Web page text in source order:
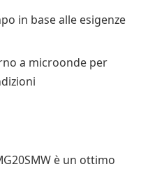
in base alle esigenze
a microonde per
è un ottimo